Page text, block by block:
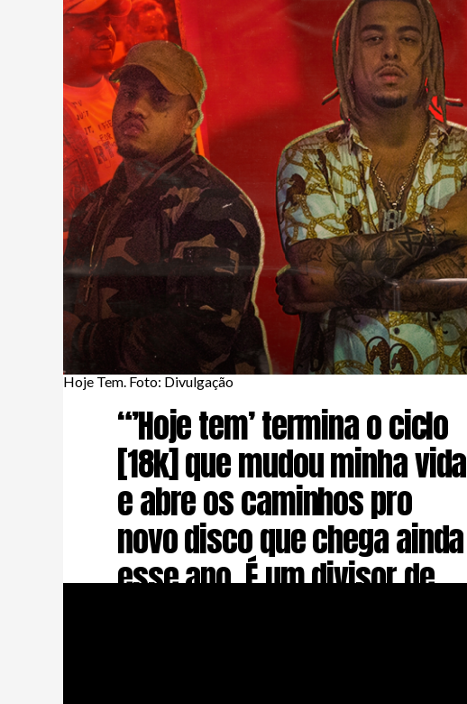
Hoje Tem. Foto: Divulgação
“’Hoje tem’ termina o ciclo
[18k] que mudou minha vida
e abre os caminhos pro
novo disco que chega ainda
esse ano. É um divisor de